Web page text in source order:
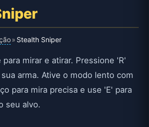
» Stealth Sniper
mirar e atirar. Pressione 'R'
arma. Ative o modo lento com
para mira precisa e use 'E' para
seu alvo.